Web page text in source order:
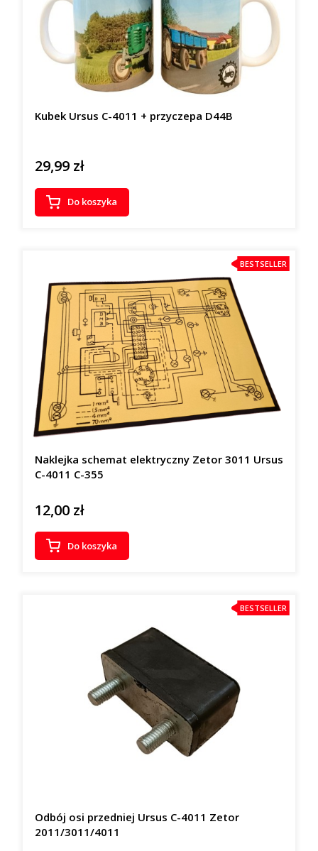
Kubek Ursus C-4011 + przyczepa D44B
Cena
29,99 zł
Do koszyka
BESTSELLER
Naklejka schemat elektryczny Zetor 3011 Ursus
C-4011 C-355
Cena
12,00 zł
Do koszyka
BESTSELLER
Odbój osi przedniej Ursus C-4011 Zetor
2011/3011/4011